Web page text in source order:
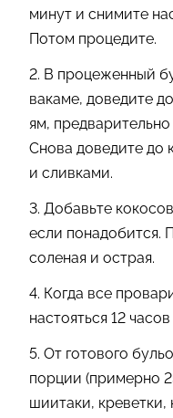
минут и снимите
Потом процедите.
2. В процеженный
вакаме, доведите
ям,
Снова доведите до
и сливками.
3. Добавьте
если понадобится.
соленая и острая.
4. Когда все
настояться 12
5. От готового
порции (примерно
шиитаки,